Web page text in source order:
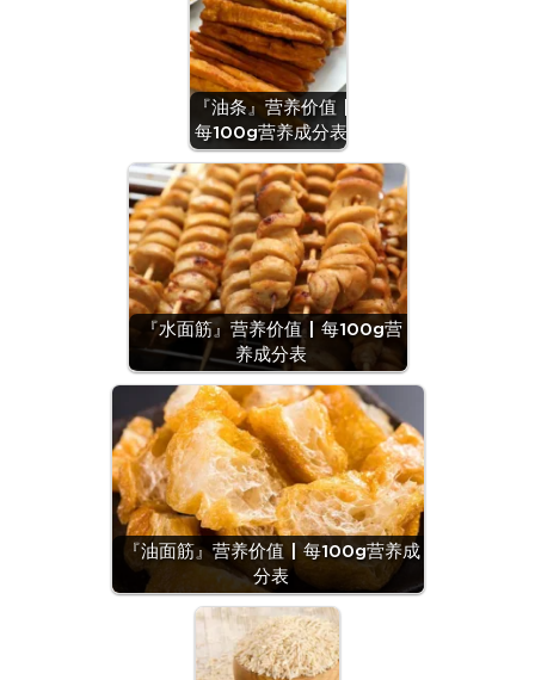
『油条』营养价值 |
每100g营养成分表
『水面筋』营养价值 | 每100g营
养成分表
『油面筋』营养价值 | 每100g营养成
分表